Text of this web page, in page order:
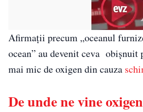
Afirmații precum „oceanul
ocean” au devenit ceva obișnuit
mai mic de oxigen din cauza
De unde ne vine